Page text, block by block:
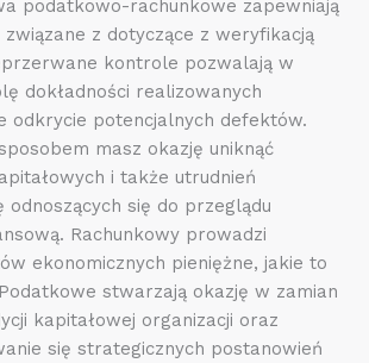
podatkowo-rachunkowe zapewniają
związane z dotyczące z weryfikacją
kontrole pozwalają w
dokładności realizowanych
odkrycie potencjalnych defektów.
masz okazję uniknąć
i także utrudnień
odnoszących się do przeglądu
Rachunkowy prowadzi
ekonomicznych pieniężne, jakie to
stwarzają okazję w zamian
kapitałowej organizacji oraz
się strategicznych postanowień